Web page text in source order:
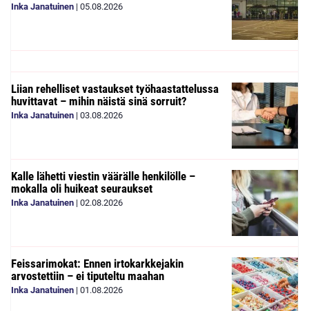
Inka Janatuinen | 05.08.2026
Liian rehelliset vastaukset työhaastattelussa
huvittavat – mihin näistä sinä sorruit?
Inka Janatuinen | 03.08.2026
Kalle lähetti viestin väärälle henkilölle –
mokalla oli huikeat seuraukset
Inka Janatuinen | 02.08.2026
Feissarimokat: Ennen irtokarkkejakin
arvostettiin – ei tiputeltu maahan
Inka Janatuinen | 01.08.2026